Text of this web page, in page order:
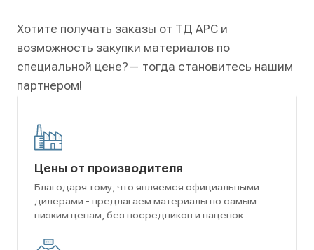
Хотите получать заказы от ТД АРС и
возможность закупки материалов по
специальной цене?— тогда становитесь нашим
партнером!
Цены от производителя
Благодаря тому, что являемся официальными
дилерами - предлагаем материалы по самым
низким ценам, без посредников и наценок